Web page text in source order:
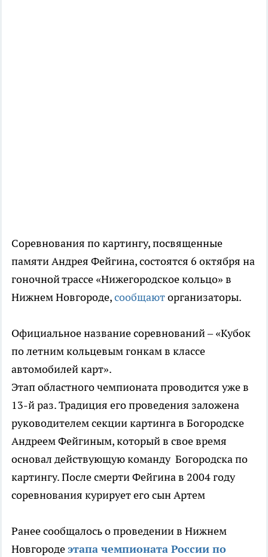
Соревнования по картингу, посвященные
памяти Андрея Фейгина, состоятся 6 октября на
гоночной трассе «Нижегородское кольцо» в
Нижнем Новгороде,сообщаюторганизаторы.
Официальное название соревнований – «Кубок
по летним кольцевым гонкам в классе
автомобилей карт».
Этап областного чемпионата проводится уже в
13-й раз. Традиция его проведения заложена
руководителем секции картинга в Богородске
Андреем Фейгиным, который в свое время
основал действующую команду Богородска по
картингу. После смерти Фейгина в 2004 году
соревнования курирует его сын Артем
Ранее сообщалось о проведении в Нижнем
Новгородеэтапа чемпионата России по